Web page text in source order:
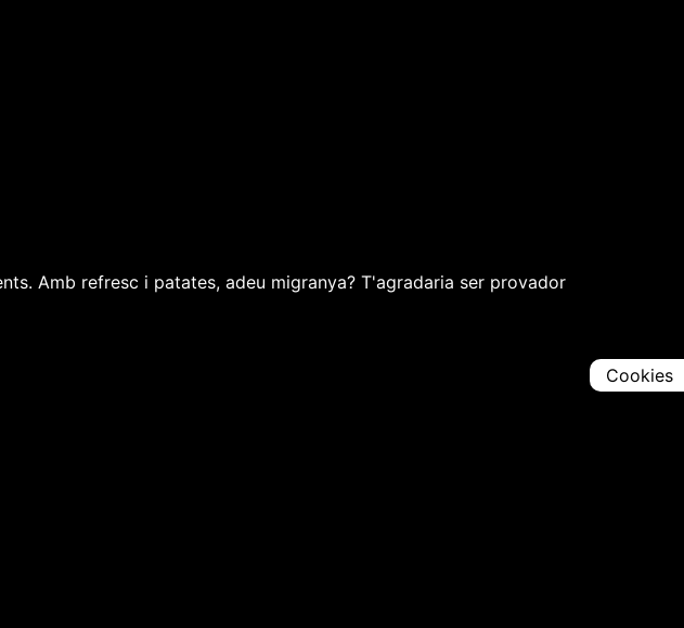
Amb refresc i patates, adeu migranya? T'agradaria ser provador
Cookies